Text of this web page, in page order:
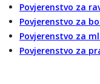
Povjerenstvo za
Povjerenstvo za
Povjerenstvo za
Povjerenstvo za